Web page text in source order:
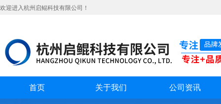
欢迎进入杭州启鲲科技有限公司！
首页 关于我们 公司资讯